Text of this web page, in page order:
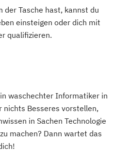
EN) Controlling
(DE/EN)
Digital Health
Soziologie
Psychologie
für Ingenieur/-
innen
der Tasche hast, kannst du
einsteigen oder dich mit
qualifizieren.
waschechter Informatiker in
nichts Besseres vorstellen,
in Sachen Technologie
machen? Dann wartet das